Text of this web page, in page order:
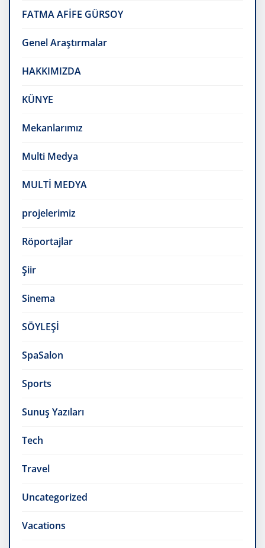
FATMA AFİFE GÜRSOY
Genel Araştırmalar
HAKKIMIZDA
KÜNYE
Mekanlarımız
Multi Medya
MULTİ MEDYA
projelerimiz
Röportajlar
Şiir
Sinema
SÖYLEŞİ
SpaSalon
Sports
Sunuş Yazıları
Tech
Travel
Uncategorized
Vacations